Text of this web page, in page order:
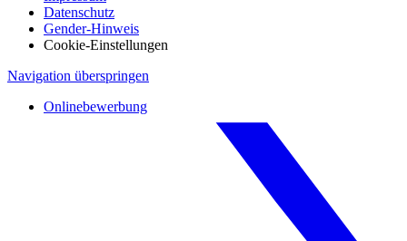
Datenschutz
Gender-Hinweis
Cookie-Einstellungen
Navigation überspringen
Onlinebewerbung